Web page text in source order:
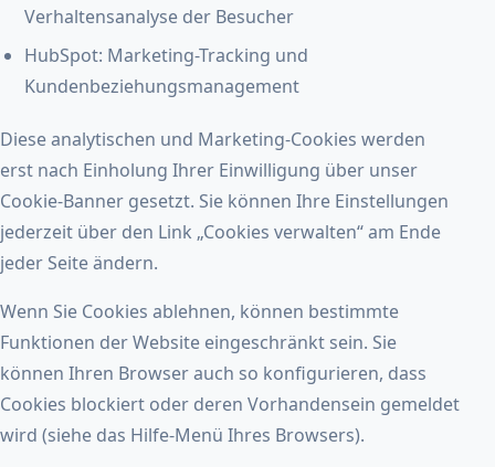
Verhaltensanalyse der Besucher
HubSpot: Marketing-Tracking und
Kundenbeziehungsmanagement
Diese analytischen und Marketing-Cookies werden
erst nach Einholung Ihrer Einwilligung über unser
Cookie-Banner gesetzt. Sie können Ihre Einstellungen
jederzeit über den Link „Cookies verwalten“ am Ende
jeder Seite ändern.
Wenn Sie Cookies ablehnen, können bestimmte
Funktionen der Website eingeschränkt sein. Sie
können Ihren Browser auch so konfigurieren, dass
Cookies blockiert oder deren Vorhandensein gemeldet
wird (siehe das Hilfe-Menü Ihres Browsers).